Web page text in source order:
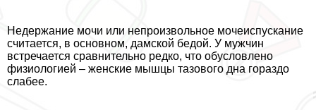
Недержание мочи или непроизвольное мочеиспускание
считается, в основном, дамской бедой. У мужчин
встречается сравнительно редко, что обусловлено
физиологией – женские мышцы тазового дна гораздо
слабее.